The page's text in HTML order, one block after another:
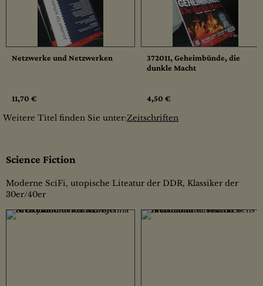
Netzwerke und Netzwerken
11,70 €
372011, Geheimbünde, die
dunkle Macht
4,50 €
Weitere Titel finden Sie unter:Zeitschriften
Science Fiction
Moderne SciFi, utopische Liteatur der DDR, Klassiker der
30er/40er